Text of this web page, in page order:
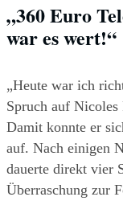
„360 Euro
war es wert!“
„Heute war ich
Spruch auf
Damit konnte er
auf. Nach einigen
dauerte direkt vier
Überraschung zur